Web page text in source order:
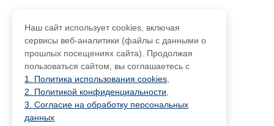
Наш сайт использует cookies, включая
сервисы веб-аналитики (файлы с данными о
прошлых посещениях сайта). Продолжая
пользоваться сайтом, вы соглашаетесь с
1. Политика использования cookies
2. Политикой конфиденциальности
3. Согласие на обработку персональных
данных